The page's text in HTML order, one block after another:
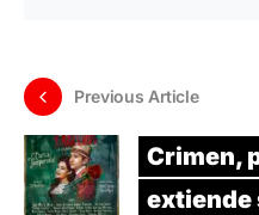
Previous Article
Crimen,
extiende